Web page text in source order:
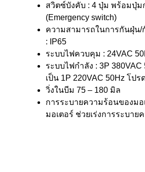
สวิตซ์บังคับ : 4 ปุ่ม พร้อมปุ่ม
(Emergency switch)
ความสามารถในการกันฝุ่น
: IP65
ระบบไฟควบคุม : 24VAC
ระบบไฟกำลัง : 3P
เป็น 1P 220VAC 50Hz โป
วิ่งในบีม 75 – 180 มิล
การระบายความร้อนของม
มอเตอร์ ช่วยเร่งการระบาย